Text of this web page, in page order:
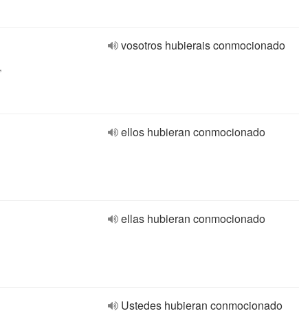
vosotros hubierais conmocionado
ellos hubieran conmocionado
ellas hubieran conmocionado
Ustedes hubieran conmocionado